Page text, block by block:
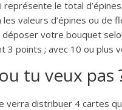
représente le total
les valeurs d’épines ou
déposer votre bouquet
3 points ; avec 10 ou plus
tu veux
verra distribuer 4 cartes